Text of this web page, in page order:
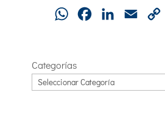
WhatsAppFacebookLinkedInEmail
Categorías